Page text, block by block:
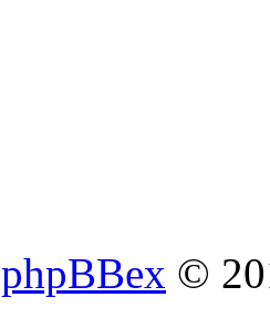
phpBBex ©